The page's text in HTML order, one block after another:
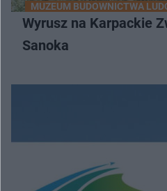
MUZEUM BUDOWNICTWA
Wyrusz na Karpackie
Sanoka